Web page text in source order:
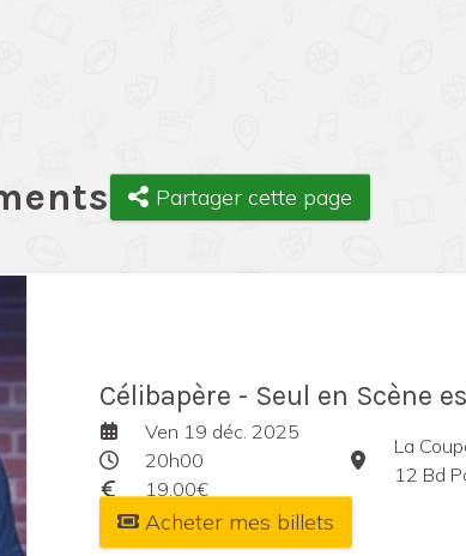
Partager cette page
Célibapère - Seul en Scène
Ven 19 déc. 2025
20h00
19,00€
La
12 Bd
Acheter mes billets